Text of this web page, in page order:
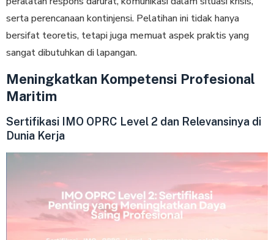
serta perencanaan kontinjensi. Pelatihan ini tidak hanya
bersifat teoretis, tetapi juga memuat aspek praktis yang
sangat dibutuhkan di lapangan.
Meningkatkan Kompetensi Profesional
Maritim
Sertifikasi IMO OPRC Level 2 dan Relevansinya di
Dunia Kerja